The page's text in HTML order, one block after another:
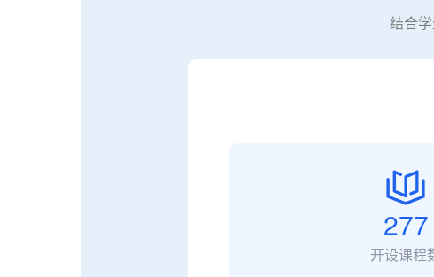
结合
277
开设课程